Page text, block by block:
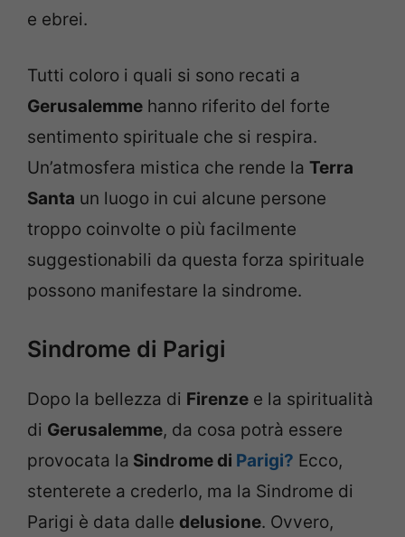
e ebrei.
Tutti coloro i quali si sono recati a
Gerusalemme hanno riferito del forte
sentimento spirituale che si respira.
Un’atmosfera mistica che rende la Terra
Santa un luogo in cui alcune persone
troppo coinvolte o più facilmente
suggestionabili da questa forza spirituale
possono manifestare la sindrome.
Sindrome di Parigi
Dopo la bellezza di Firenze e la spiritualità
di Gerusalemme, da cosa potrà essere
provocata la Sindrome di Parigi? Ecco,
stenterete a crederlo, ma la Sindrome di
Parigi è data dalle delusione. Ovvero,